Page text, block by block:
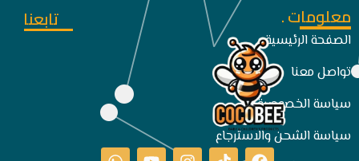
معلومات .
الصفحة الرئيسية
تواصل معنا
سياسة الخصوصية
سياسة الشحن والاسترجاع
تابعنا